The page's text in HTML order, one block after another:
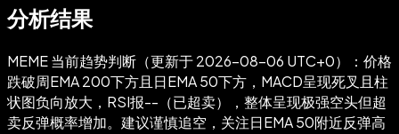
分析结果
MEME 当前趋势判断（更新于 2026-08-06 UTC+0）：价格
跌破周EMA 200下方且日EMA 50下方，MACD呈现死叉且柱
状图负向放大，RSI报--（已超卖），整体呈现极强空头但超
卖反弹概率增加。建议谨慎追空，关注日EMA 50附近反弹高